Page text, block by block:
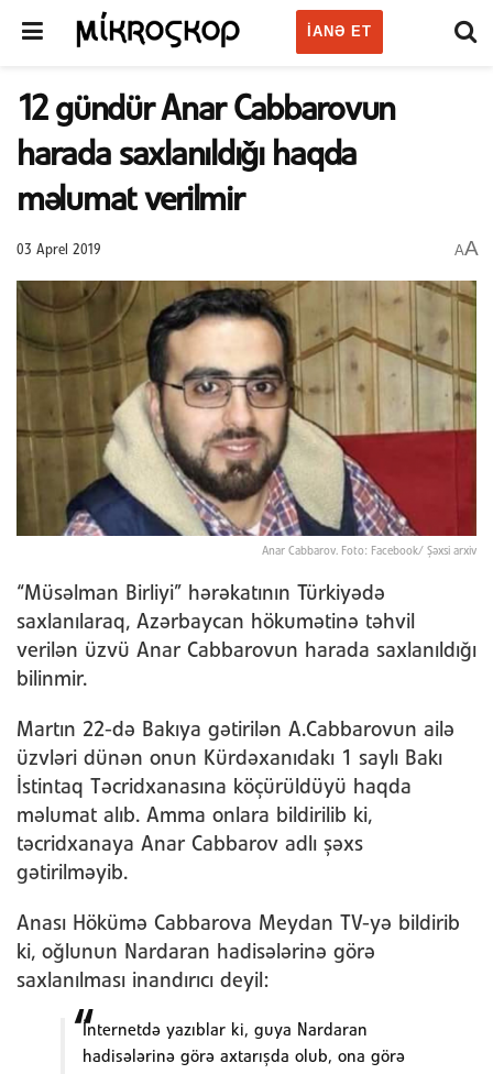
IANƏ ET
12 gündür Anar Cabbarovun
harada saxlanıldığı haqda
məlumat verilmir
03 Aprel 2019 AA
Anar Cabbarov. Foto: Facebook/ Şəxsi arxiv
“Müsəlman Birliyi” hərəkatının Türkiyədə
saxlanılaraq, Azərbaycan hökumətinə təhvil
verilən üzvü Anar Cabbarovun harada saxlanıldığı
bilinmir.
Martın 22-də Bakıya gətirilən A.Cabbarovun ailə
üzvləri dünən onun Kürdəxanıdakı 1 saylı Bakı
İstintaq Təcridxanasına köçürüldüyü haqda
məlumat alıb. Amma onlara bildirilib ki,
təcridxanaya Anar Cabbarov adlı şəxs
gətirilməyib.
Anası Hökümə Cabbarova Meydan TV-yə bildirib
ki, oğlunun Nardaran hadisələrinə görə
saxlanılması inandırıcı deyil:
İnternetdə yazıblar ki, guya Nardaran
hadisələrinə görə axtarışda olub, ona görə